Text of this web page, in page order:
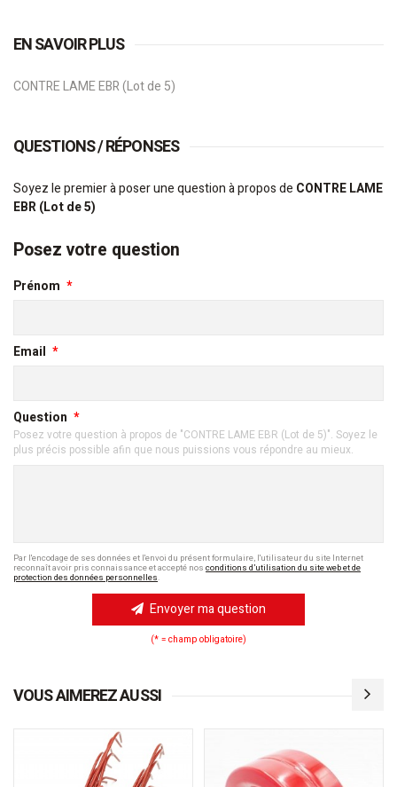
EN SAVOIR PLUS
CONTRE LAME EBR (Lot de 5)
QUESTIONS / RÉPONSES
Soyez le premier à poser une question à propos de CONTRE LAME
EBR (Lot de 5)
Posez votre question
Prénom
Email
Question
Posez votre question à propos de "CONTRE LAME EBR (Lot de 5)". Soyez le
plus précis possible afin que nous puissions vous répondre au mieux.
Par l'encodage de ses données et l'envoi du présent formulaire, l'utilisateur du site Internet
reconnaît avoir pris connaissance et accepté nos conditions d’utilisation du site web et de
protection des données personnelles.
Envoyer ma question
(* = champ obligatoire)
VOUS AIMEREZ AUSSI